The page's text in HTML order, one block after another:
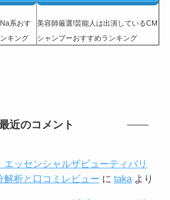
系おす
キング
美容師厳選!芸能人は出演しているCM
シャンプーおすすめランキング
近のコメント
エッセンシャルザビューティバリ
解析と口コミレビュー に taka より